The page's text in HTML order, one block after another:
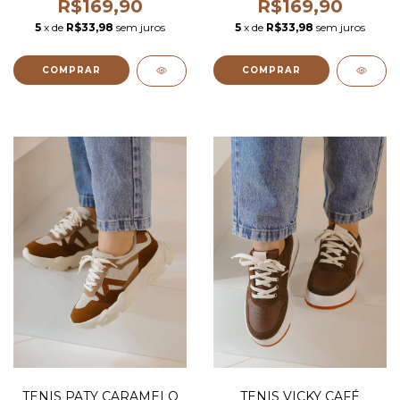
R$169,90
5 x de R$33,98 sem juros
COMPRAR
R$169,90
5 x de R$33,98 sem juros
COMPRAR
TENIS PATY CARAMELO TENIS VICKY CAFÉ